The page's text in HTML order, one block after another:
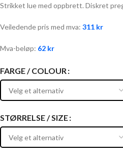
Strikket lue med oppbrett. Diskret
Veiledende pris med mva: 311 kr
Mva-beløp: 62 kr
FARGE / COLOUR
STØRRELSE / SIZE